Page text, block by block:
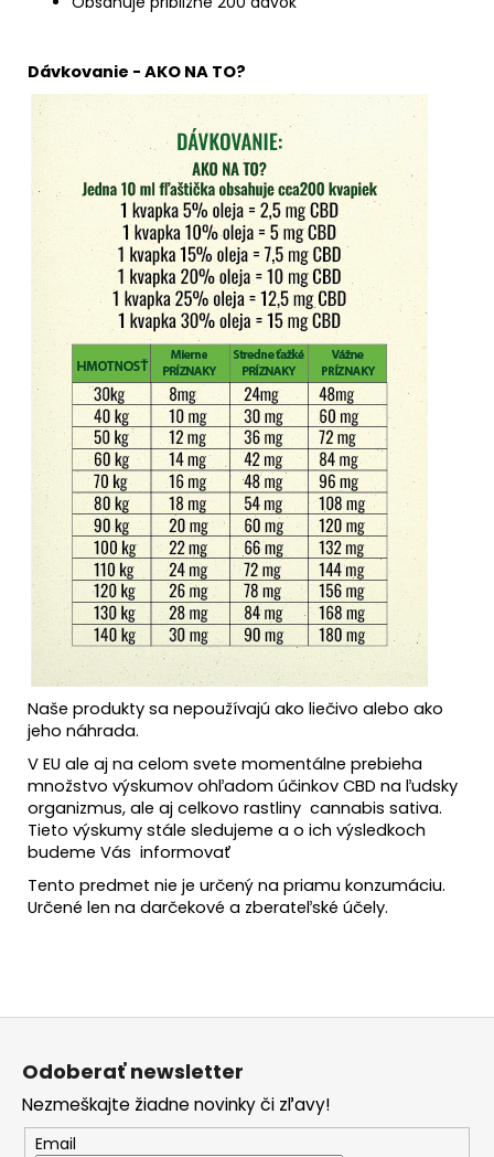
Dávkovanie - AKO NA TO?
Naše produkty sa nepoužívajú ako liečivo alebo ako
jeho náhrada.
V EU ale aj na celom svete momentálne prebieha
množstvo výskumov ohľadom účinkov CBD na ľudsky
organizmus, ale aj celkovo rastliny cannabis sativa.
Tieto výskumy stále sledujeme a o ich výsledkoch
budeme Vás informovať
Tento predmet nie je určený na priamu konzumáciu.
Určené len na darčekové a zberateľské účely.
Z
Odoberať newsletter
Nezmeškajte žiadne novinky či zľavy!
Email